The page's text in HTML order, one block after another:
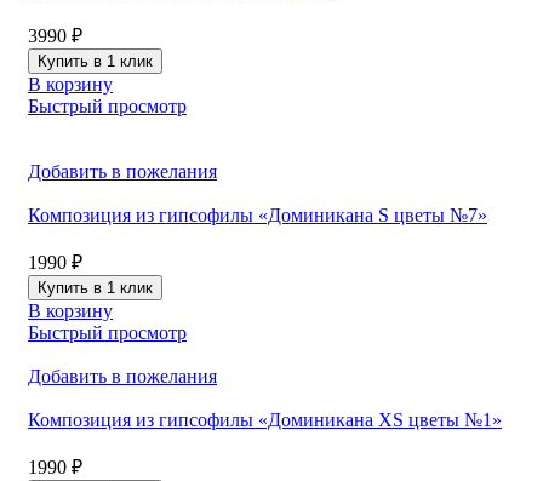
3990 ₽
Купить в 1 клик
В корзину
Быстрый просмотр
Добавить в пожелания
Композиция из гипсофилы «Доминикана S цветы №7»
1990 ₽
Купить в 1 клик
В корзину
Быстрый просмотр
Добавить в пожелания
Композиция из гипсофилы «Доминикана XS цветы №1»
1990 ₽